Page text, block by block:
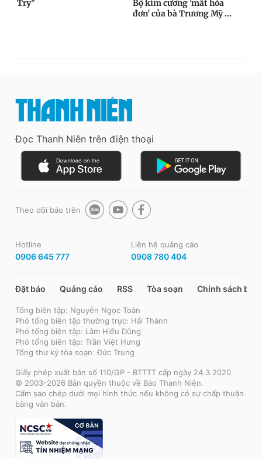
Đọc Thanh Niên trên điện thoại
Theo dõi báo trên
Hotline
0906 645 777
Liên hệ quảng cáo
0908 780 404
Đặt báo Quảng cáo RSS Tòa soạn Chính sách bảo
Tổng biên tập: Nguyễn Ngọc Toàn
Phó tổng biên tập thường trực: Hải Thành
Phó tổng biên tập: Lâm Hiếu Dũng
Phó tổng biên tập: Trần Việt Hưng
Tổng thư ký tòa soạn: Đức Trung
Giấy phép xuất bản số 110/GP - BTTTT cấp ngày 24.3.2020
© 2003-2026 Bản quyền thuộc về Báo Thanh Niên.
Cấm sao chép dưới mọi hình thức nếu không có sự chấp thuận
bằng văn bản.